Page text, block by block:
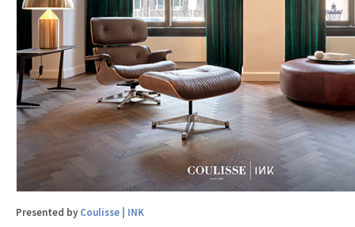
Presented by Coulisse | INK